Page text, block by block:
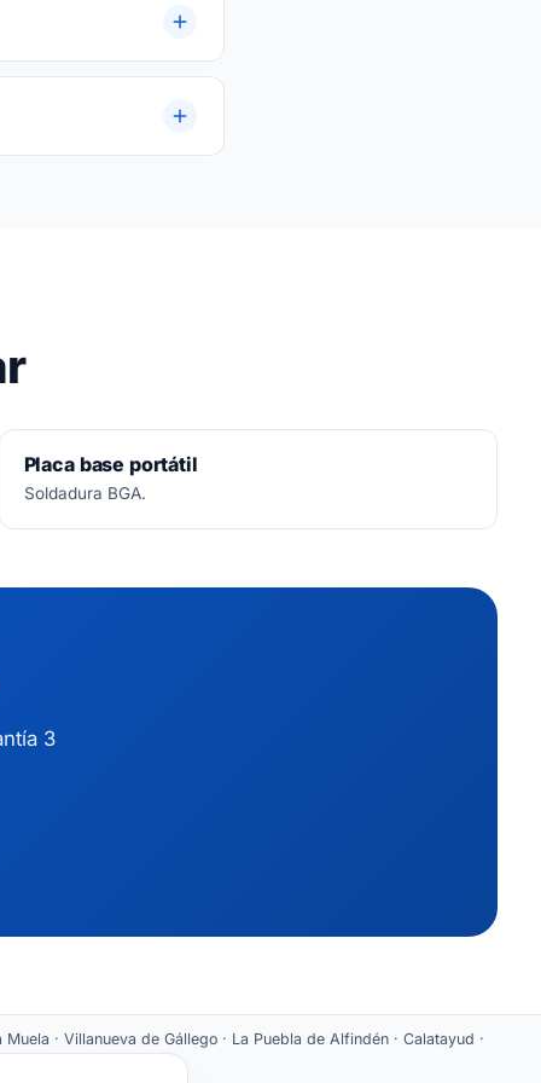
Placa base portátil
Soldadura BGA.
3
· Villanueva de Gállego · La Puebla de Alfindén · Calatayud ·